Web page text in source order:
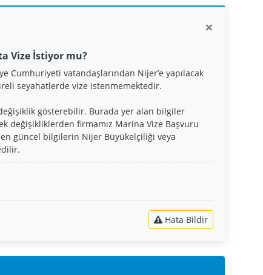
×
Vize İstiyor mu?
Cumhuriyeti vatandaşlarından Nijer’e yapılacak
seyahatlerde vize istenmemektedir.
gösterebilir. Burada yer alan bilgiler
değişikliklerden firmamız Marina Vize Başvuru
güncel bilgilerin Nijer Büyükelçiliği veya
Hata Bildir